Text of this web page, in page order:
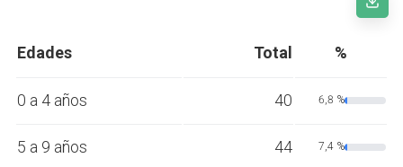
Edades Total %
0 a 4 años 40 6,8 %
5 a 9 años 44 7,4 %